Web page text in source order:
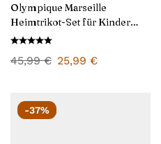
Olympique Marseille
Heimtrikot-Set für Kinder
2024/25
45,99€ 25,99 €
-37%